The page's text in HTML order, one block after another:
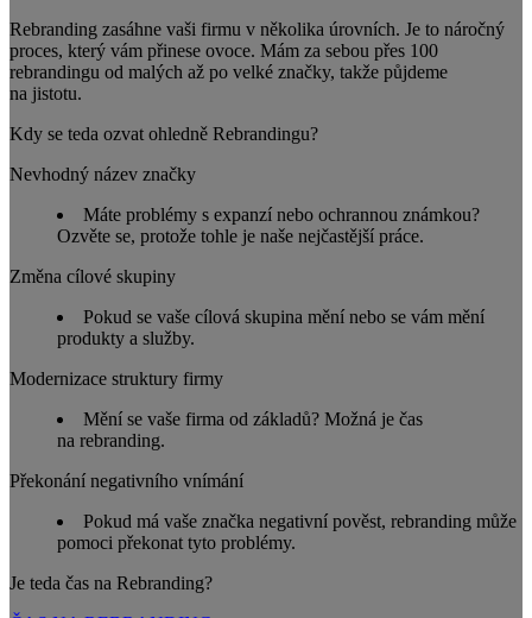
Rebranding zasáhne vaši firmu v několika úrovních. Je to náročný
proces, který vám přinese ovoce. Mám za sebou přes 100
rebrandingu od malých až po velké značky, takže půjdeme
na jistotu.
Kdy se teda ozvat ohledně Rebrandingu?
Nevhodný název značky
Máte problémy s expanzí nebo ochrannou známkou?
Ozvěte se, protože tohle je naše nejčastější práce.
Změna cílové skupiny
Pokud se vaše cílová skupina mění nebo se vám mění
produkty a služby.
Modernizace struktury firmy
Mění se vaše firma od základů? Možná je čas
na rebranding.
Překonání negativního vnímání
Pokud má vaše značka negativní pověst, rebranding může
pomoci překonat tyto problémy.
Je teda čas na Rebranding?